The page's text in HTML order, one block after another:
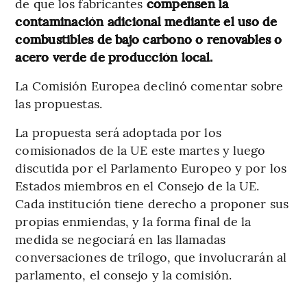
contaminación adicional mediante el uso de
combustibles de bajo carbono o renovables o
acero verde de producción local.
La Comisión Europea declinó comentar sobre
las propuestas.
La propuesta será adoptada por los
comisionados de la UE este martes y luego
discutida por el Parlamento Europeo y por los
Estados miembros en el Consejo de la UE.
Cada institución tiene derecho a proponer sus
propias enmiendas, y la forma final de la
medida se negociará en las llamadas
conversaciones de trílogo, que involucrarán al
parlamento, el consejo y la comisión.